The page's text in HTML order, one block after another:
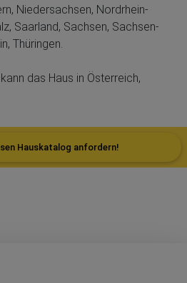
Niedersachsen, Nordrhein-
Saarland, Sachsen, Sachsen-
Thüringen.
das Haus in Österreich,
Hauskatalog anfordern!